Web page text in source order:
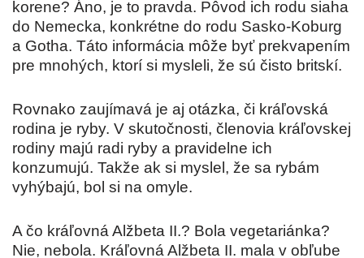
korene? Áno, je to pravda. Pôvod ich rodu siaha
do Nemecka, konkrétne do rodu Sasko-Koburg
a Gotha. Táto informácia môže byť prekvapením
pre mnohých, ktorí si mysleli, že sú čisto britskí.
Rovnako zaujímavá je aj otázka, či kráľovská
rodina je ryby. V skutočnosti, členovia kráľovskej
rodiny majú radi ryby a pravidelne ich
konzumujú. Takže ak si myslel, že sa rybám
vyhýbajú, bol si na omyle.
A čo kráľovná Alžbeta II.? Bola vegetariánka?
Nie, nebola. Kráľovná Alžbeta II. mala v obľube